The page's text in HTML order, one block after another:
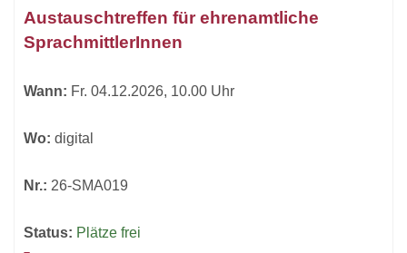
Tabellenüberschriften
sortiert
Austauschtreffen für ehrenamtliche
SprachmittlerInnen
Wann: Fr. 04.12.2026, 10.00 Uhr
Wo: digital
Nr.: 26-SMA019
Status: Plätze frei